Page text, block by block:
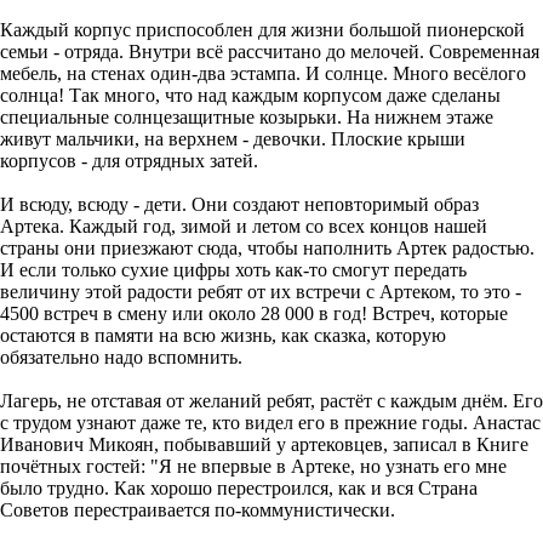
Каждый корпус приспособлен для жизни большой пионерской
семьи - отряда. Внутри всё рассчитано до мелочей. Современная
мебель, на стенах один-два эстампа. И солнце. Много весёлого
солнца! Так много, что над каждым корпусом даже сделаны
специальные солнцезащитные козырьки. На нижнем этаже
живут мальчики, на верхнем - девочки. Плоские крыши
корпусов - для отрядных затей.
И всюду, всюду - дети. Они создают неповторимый образ
Артека. Каждый год, зимой и летом со всех концов нашей
страны они приезжают сюда, чтобы наполнить Артек радостью.
И если только сухие цифры хоть как-то смогут передать
величину этой радости ребят от их встречи с Артеком, то это -
4500 встреч в смену или около 28 000 в год! Встреч, которые
остаются в памяти на всю жизнь, как сказка, которую
обязательно надо вспомнить.
Лагерь, не отставая от желаний ребят, растёт с каждым днём. Его
с трудом узнают даже те, кто видел его в прежние годы. Анастас
Иванович Микоян, побывавший у артековцев, записал в Книге
почётных гостей: "Я не впервые в Артеке, но узнать его мне
было трудно. Как хорошо перестроился, как и вся Страна
Советов перестраивается по-коммунистически.